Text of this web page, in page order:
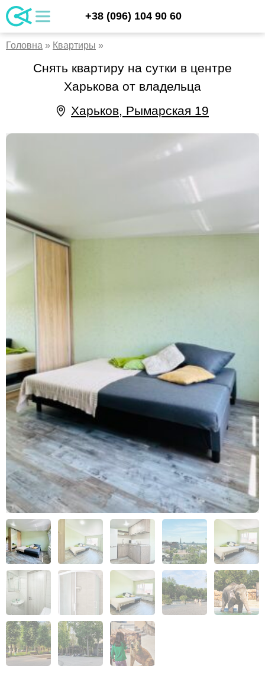
Skip
to
content
apartments.kharkiv.ua/ru
Аренда квартир и хостела в Харькове
+38 (096) 104 90 60
UA
RU
Головна » Квартиры »
Снять квартиру на сутки в центре
Харькова от владельца
Харьков, Рымарская 19